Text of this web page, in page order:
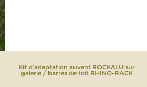
Kit d’adaptation auvent ROCKALU sur
galerie / barres de toit RHINO-RACK